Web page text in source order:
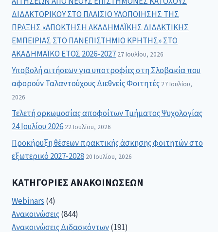
ΔΙΔΑΚΤΟΡΙΚΟΥ ΣΤΟ ΠΛΑΙΣΙΟ ΥΛΟΠΟΙΗΣΗΣ ΤΗΣ
ΠΡΑΞΗΣ «ΑΠΟΚΤΗΣΗ ΑΚΑΔΗΜΑΪΚΗΣ ΔΙΔΑΚΤΙΚΗΣ
ΕΜΠΕΙΡΙΑΣ ΣΤΟ ΠΑΝΕΠΙΣΤΗΜΙΟ ΚΡΗΤΗΣ» ΣΤΟ
ΑΚΑΔΗΜΑΪΚΟ ΕΤΟΣ 2026-2027 27 Ιουλίου, 2026
Υποβολή αιτήσεων για υποτροφίες στη Σλοβακία που
αφορούν Ταλαντούχους Διεθνείς Φοιτητές 27 Ιουλίου,
2026
Τελετή ορκωμοσίας αποφοίτων Τμήματος Ψυχολογίας
24 Ιουλίου 2026 22 Ιουλίου, 2026
Προκήρυξη θέσεων πρακτικής άσκησης φοιτητών στο
εξωτερικό 2027-2028 20 Ιουλίου, 2026
ΚΑΤΗΓΟΡΊΕΣ ΑΝΑΚΟΙΝΏΣΕΩΝ
Webinars(4)
Ανακοινώσεις(844)
Ανακοινώσεις Διδασκόντων(191)